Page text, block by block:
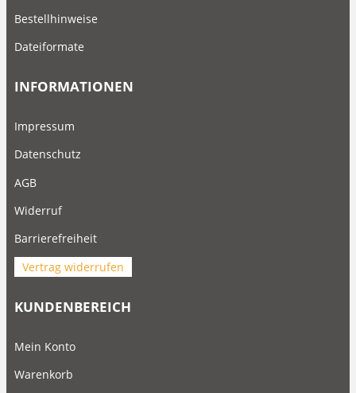
Bestellhinweise
Dateiformate
INFORMATIONEN
Impressum
Datenschutz
AGB
Widerruf
Barrierefreiheit
Vertrag widerrufen
KUNDENBEREICH
Mein Konto
Warenkorb